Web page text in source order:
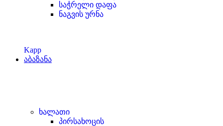
საჭრელი დაფა
ნაგვის ურნა
Kapp
აბაზანა
ხალათი
პირსახოცის